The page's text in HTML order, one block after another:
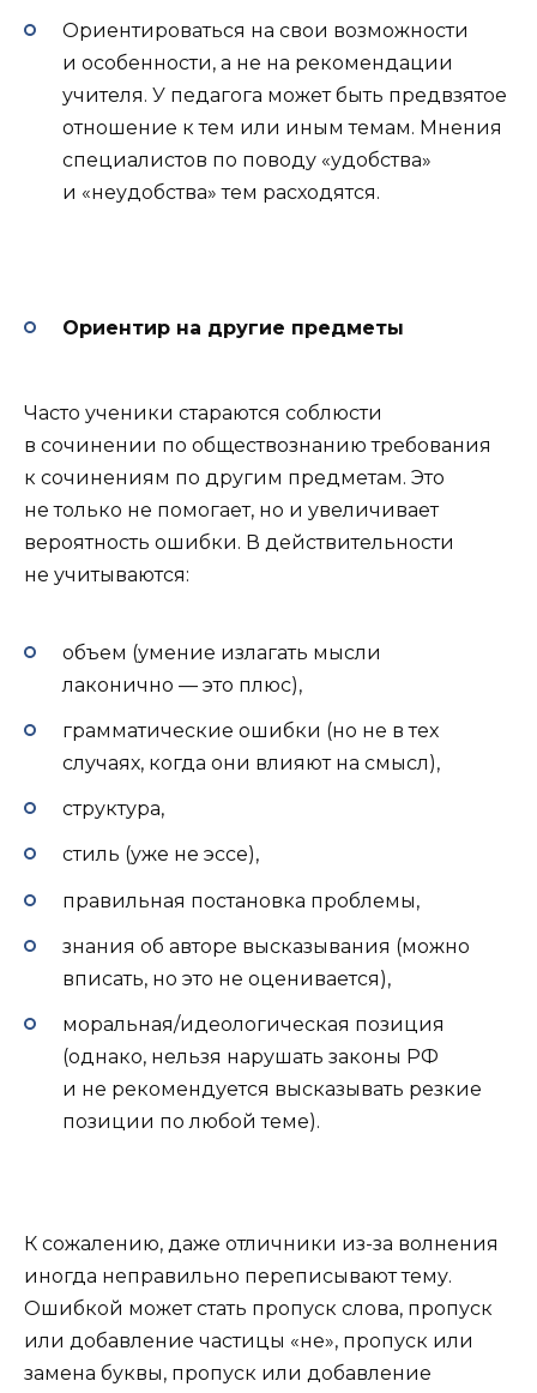
Ориентироваться на свои возможности
и особенности, а не на рекомендации
учителя. У педагога может быть предвзятое
отношение к тем или иным темам. Мнения
специалистов по поводу «удобства»
и «неудобства» тем расходятся.
Ориентир на другие предметы
Часто ученики стараются соблюсти
в сочинении по обществознанию требования
к сочинениям по другим предметам. Это
не только не помогает, но и увеличивает
вероятность ошибки. В действительности
не учитываются:
объем (умение излагать мысли
лаконично — это плюс),
грамматические ошибки (но не в тех
случаях, когда они влияют на смысл),
структура,
стиль (уже не эссе),
правильная постановка проблемы,
знания об авторе высказывания (можно
вписать, но это не оценивается),
моральная/идеологическая позиция
(однако, нельзя нарушать законы РФ
и не рекомендуется высказывать резкие
позиции по любой теме).
К сожалению, даже отличники из-за волнения
иногда неправильно переписывают тему.
Ошибкой может стать пропуск слова, пропуск
или добавление частицы «не», пропуск или
замена буквы, пропуск или добавление